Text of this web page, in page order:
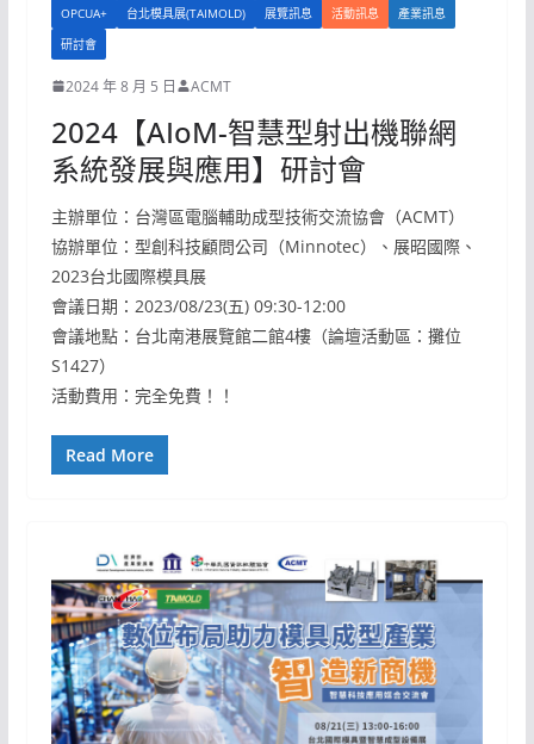
OPCUA+ 台北模具展(TAIMOLD) 展覽訊息 活動訊息
產業訊息
研討會
2024 年 8 月 5 日 ACMT
2024【AIoM-智慧型射出機聯網
系統發展與應用】研討會
主辦單位：台灣區電腦輔助成型技術交流協會（ACMT）
協辦單位：型創科技顧問公司（Minnotec）、展昭國際、
2023台北國際模具展
會議日期：2023/08/23(五) 09:30-12:00
會議地點：台北南港展覽館二館4樓（論壇活動區：攤位
S1427）
活動費用：完全免費！！
Read More